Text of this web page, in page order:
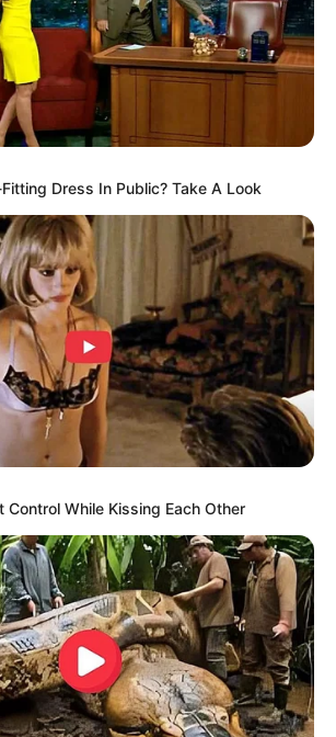
(foto: treesranch)
menggunakan kayu,
saja seperti pintu dan jendela
Dress In Public? Take A Look
While Kissing Each Other